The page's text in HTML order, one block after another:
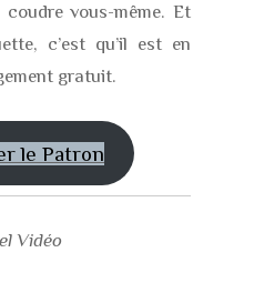
vous-même. Et
c’est qu’il est en
gratuit.
le Patron
Vidéo